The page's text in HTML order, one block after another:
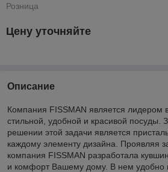
Розница
Цену уточняйте
Описание
Компания FISSMAN является лидером
стильной, удобной и красивой посуды.
решении этой задачи является
каждому элементу дизайна. Проявляя
компания FISSMAN разработала
и комфорт Вашему дому. В нем удобно